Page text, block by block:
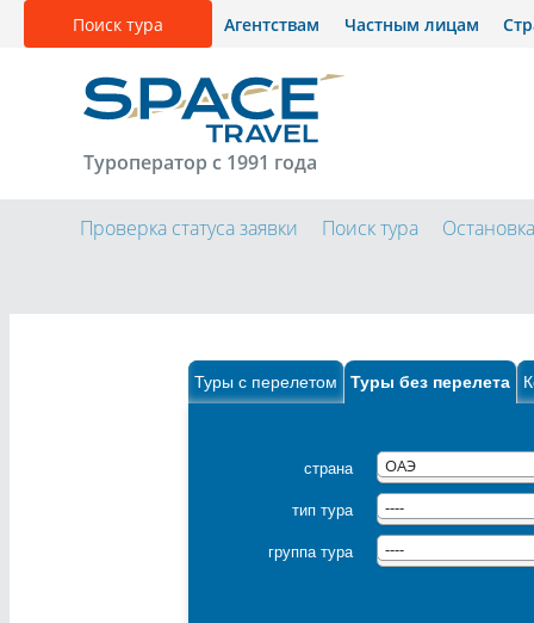
Поиск тура Агентствам Частным лицам
Туроператор с 1991 года
Проверка статуса заявки Поиск тура
Туры с перелетом Туры без перелета
страна ОАЭ
тип тура ----
группа тура ----